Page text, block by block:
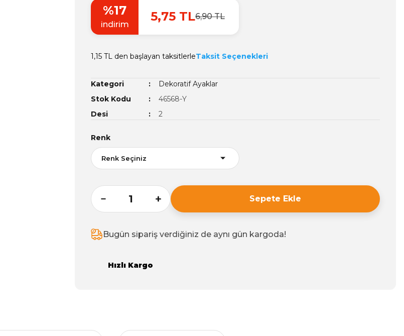
%17
indirim
5,75 TL6,90 TL
1,15 TL den başlayan taksitlerleTaksit Seçenekleri
Kategori
Dekoratif Ayaklar
Stok Kodu
46568-Y
Desi
2
Renk
Sepete Ekle
Bugün sipariş verdiğiniz de aynı gün kargoda!
Hızlı Kargo